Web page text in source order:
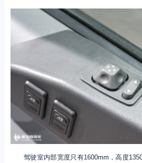
驾驶室内部宽度只有1600mm，高度